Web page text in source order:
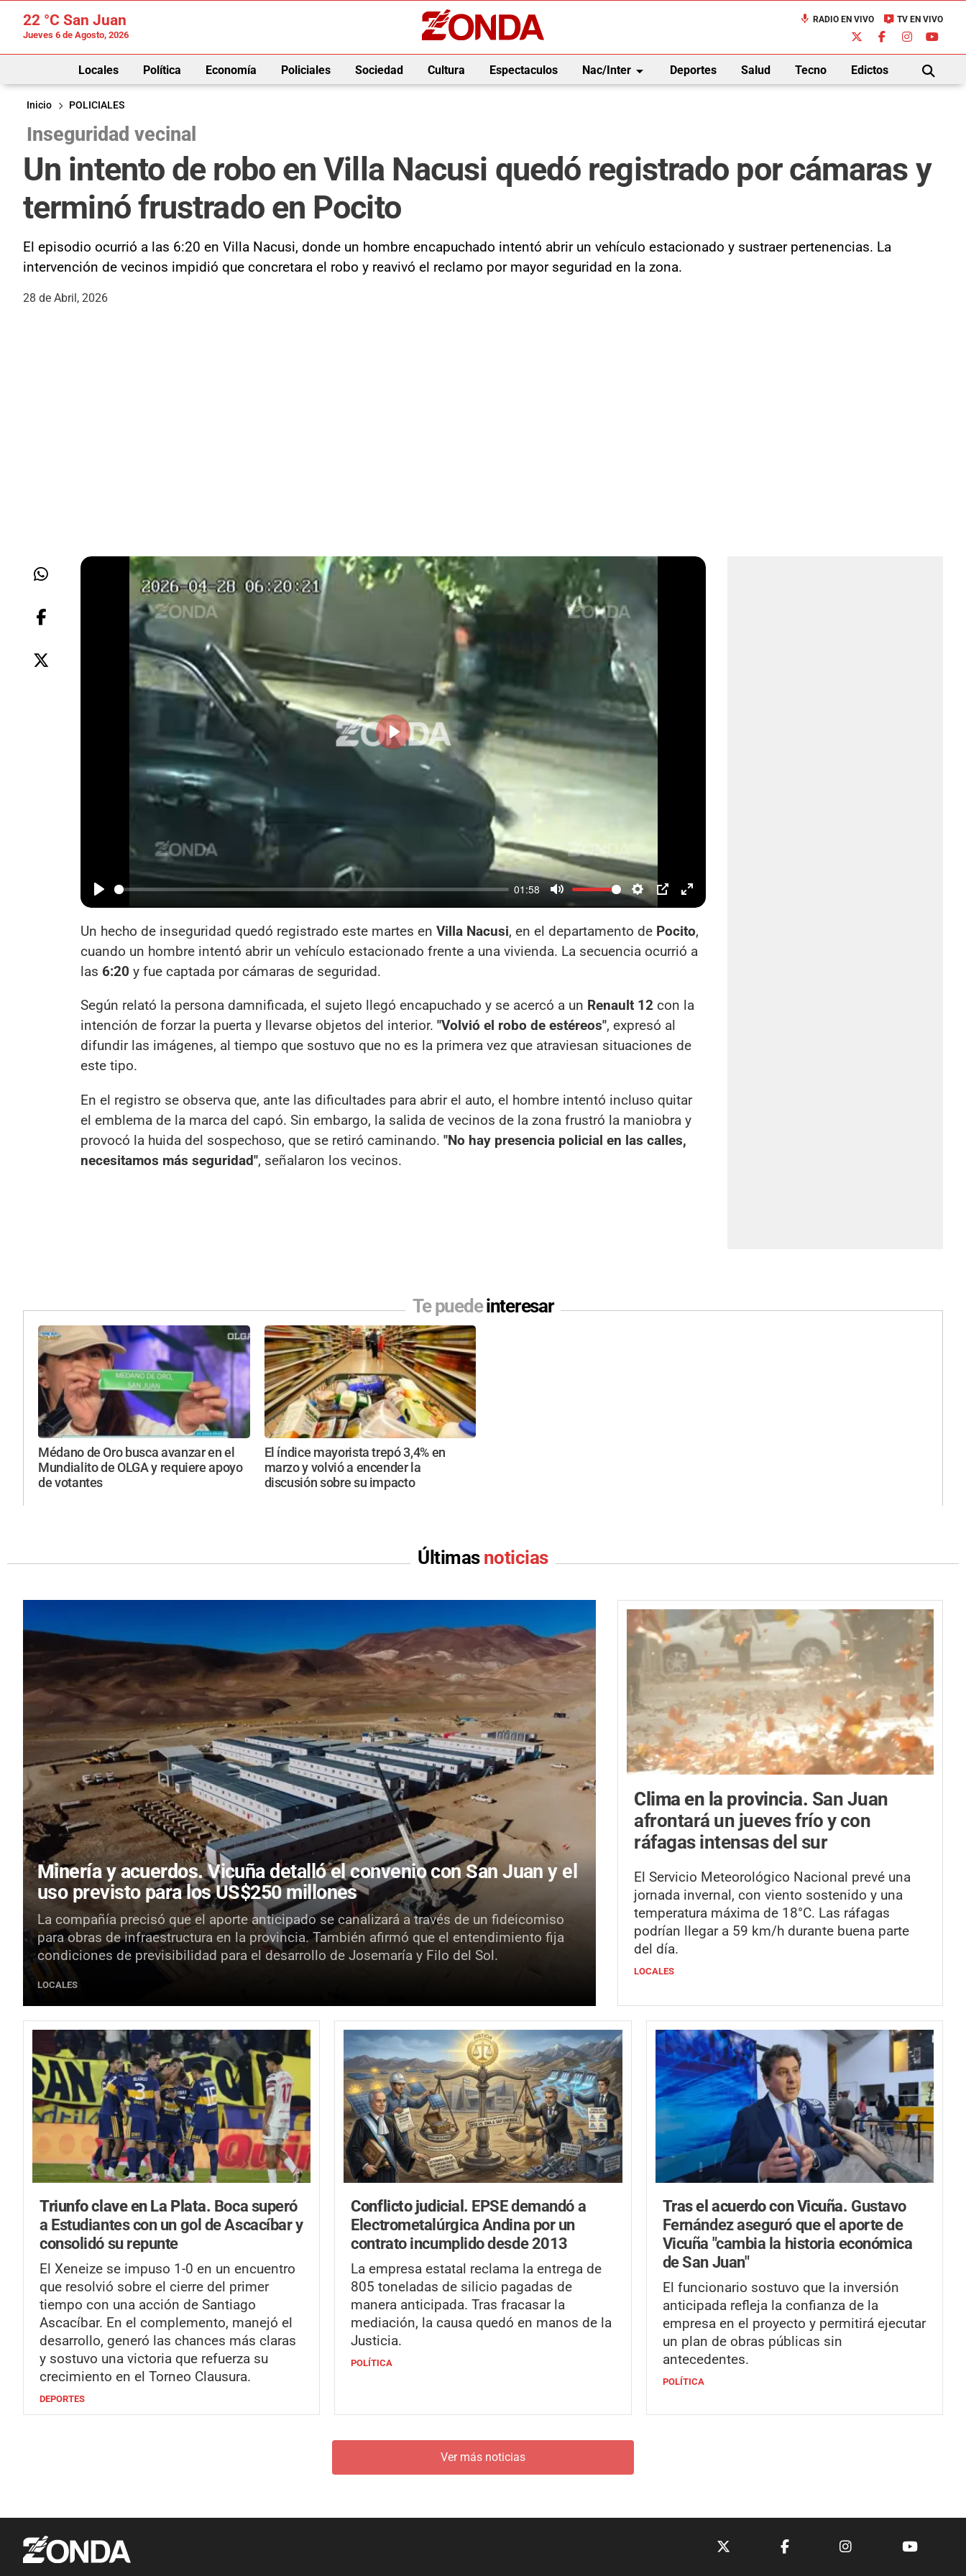
22 °C San Juan
Jueves 6 de Agosto, 2026
mic RADIO EN VIVO live_tv TV EN VIVO
Locales Política Economía Policiales Sociedad Cultura Espectaculos Nac/Interarrow_drop_down Deportes Salud Tecno Edictos
BUSCAR
Inicio
POLICIALES
Inseguridad vecinal
Un intento de robo en Villa Nacusi quedó registrado por cámaras y
terminó frustrado en Pocito
El episodio ocurrió a las 6:20 en Villa Nacusi, donde un hombre encapuchado intentó abrir un vehículo estacionado y sustraer pertenencias. La
intervención de vecinos impidió que concretara el robo y reavivó el reclamo por mayor seguridad en la zona.
28 de Abril, 2026
01:58
Reproducir
Un hecho de inseguridad quedó registrado este martes en Villa Nacusi, en el departamento de Pocito,
cuando un hombre intentó abrir un vehículo estacionado frente a una vivienda. La secuencia ocurrió a
las 6:20 y fue captada por cámaras de seguridad.
Según relató la persona damnificada, el sujeto llegó encapuchado y se acercó a un Renault 12 con la
intención de forzar la puerta y llevarse objetos del interior. "Volvió el robo de estéreos", expresó al
difundir las imágenes, al tiempo que sostuvo que no es la primera vez que atraviesan situaciones de
este tipo.
En el registro se observa que, ante las dificultades para abrir el auto, el hombre intentó incluso quitar
el emblema de la marca del capó. Sin embargo, la salida de vecinos de la zona frustró la maniobra y
provocó la huida del sospechoso, que se retiró caminando. "No hay presencia policial en las calles,
necesitamos más seguridad", señalaron los vecinos.
Te puedeinteresar
Médano de Oro busca avanzar en el
Mundialito de OLGA y requiere apoyo
de votantes
El índice mayorista trepó 3,4% en
marzo y volvió a encender la
discusión sobre su impacto
Últimas noticias
Minería y acuerdos.Vicuña detalló el convenio con San Juan y el
uso previsto para los US$250 millones
La compañía precisó que el aporte anticipado se canalizará a través de un fideicomiso
para obras de infraestructura en la provincia. También afirmó que el entendimiento fija
condiciones de previsibilidad para el desarrollo de Josemaría y Filo del Sol.
LOCALES
Clima en la provincia. San Juan
afrontará un jueves frío y con
ráfagas intensas del sur
El Servicio Meteorológico Nacional prevé una
jornada invernal, con viento sostenido y una
temperatura máxima de 18°C. Las ráfagas
podrían llegar a 59 km/h durante buena parte
del día.
LOCALES
Triunfo clave en La Plata. Boca superó
a Estudiantes con un gol de Ascacíbar y
consolidó su repunte
El Xeneize se impuso 1-0 en un encuentro
que resolvió sobre el cierre del primer
tiempo con una acción de Santiago
Ascacíbar. En el complemento, manejó el
desarrollo, generó las chances más claras
y sostuvo una victoria que refuerza su
crecimiento en el Torneo Clausura.
DEPORTES
Conflicto judicial. EPSE demandó a
Electrometalúrgica Andina por un
contrato incumplido desde 2013
La empresa estatal reclama la entrega de
805 toneladas de silicio pagadas de
manera anticipada. Tras fracasar la
mediación, la causa quedó en manos de la
Justicia.
POLÍTICA
Tras el acuerdo con Vicuña. Gustavo
Fernández aseguró que el aporte de
Vicuña "cambia la historia económica
de San Juan"
El funcionario sostuvo que la inversión
anticipada refleja la confianza de la
empresa en el proyecto y permitirá ejecutar
un plan de obras públicas sin
antecedentes.
POLÍTICA
Ver más noticias